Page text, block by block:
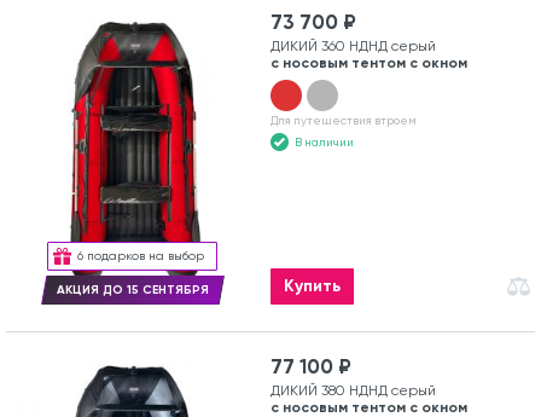
6 подарков на выбор
АКЦИЯ ДО 15 СЕНТЯБРЯ
73 700 ₽
ДИКИЙ 360 НДНД серый
с носовым тентом с окном
Для путешествия втроем
В наличии
Купить
77 100 ₽
ДИКИЙ 380 НДНД серый
с носовым тентом с окном